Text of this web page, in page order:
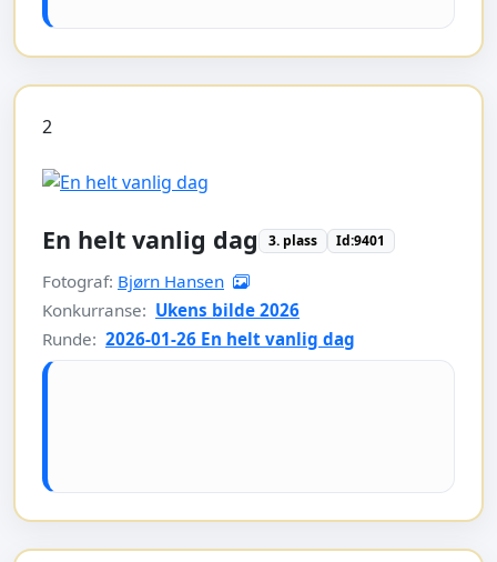
2
En helt vanlig dag 3. plass Id:9401
Fotograf: Bjørn Hansen
Konkurranse: Ukens bilde 2026
Runde: 2026-01-26 En helt vanlig dag